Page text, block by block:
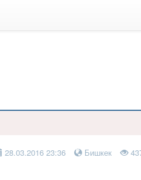
28.03.2016 23:36 Бишкек